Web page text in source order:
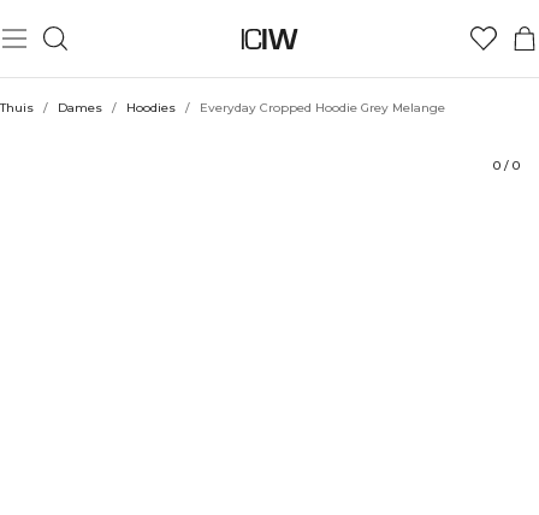
Thuis / Dames / Hoodies / Everyday Cropped Hoodie Grey Melange
0 / 0